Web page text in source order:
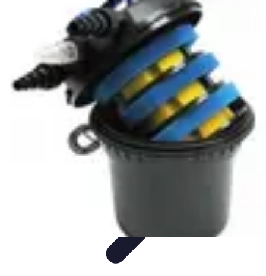
Jardinage Potager Plantes et ÉcologieChoix des
Conseils de Jardinage
Passion Jardinage